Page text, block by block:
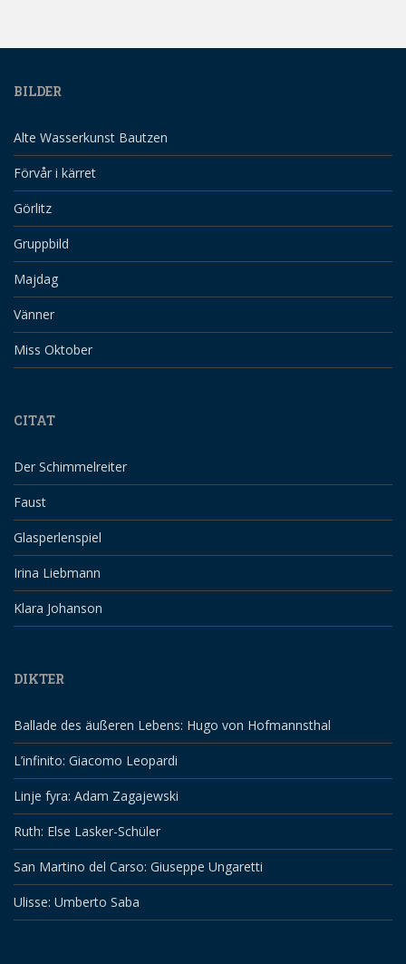
BILDER
Alte Wasserkunst Bautzen
Förvår i kärret
Görlitz
Gruppbild
Majdag
Vänner
Miss Oktober
CITAT
Der Schimmelreiter
Faust
Glasperlenspiel
Irina Liebmann
Klara Johanson
DIKTER
Ballade des äußeren Lebens: Hugo von Hofmannsthal
L’infinito: Giacomo Leopardi
Linje fyra: Adam Zagajewski
Ruth: Else Lasker-Schüler
San Martino del Carso: Giuseppe Ungaretti
Ulisse: Umberto Saba